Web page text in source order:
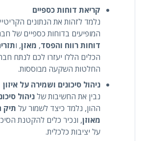
קריאת דוחות כספיים
נלמד לזהות את הנתונים
המופיעים בדוחות כספיים של
דוחות רווח והפסד, מאזן, ו
הכלים הללו יעזרו לכם לנתח
החלטות השקעה מבוססות.
ניהול סיכונים ושמירה על איזון
נבין את החשיבות שלניהול
ההון, נלמד כיצד לשמור על
מאוזן, ונכיר כלים להקטנת
על יציבות כלכלית.